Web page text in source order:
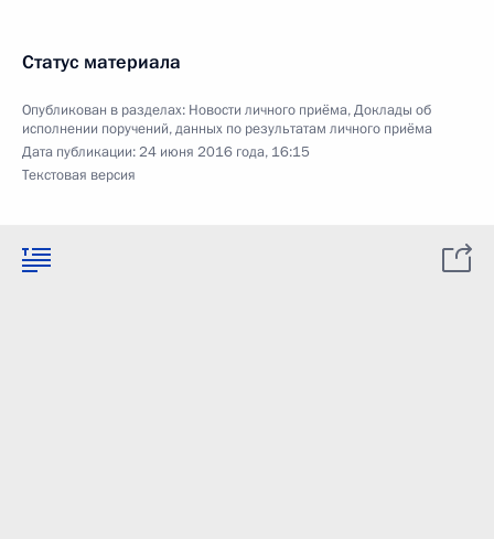
Статус материала
Опубликован в разделах: Новости личного приёма,Доклады об
исполнении поручений, данных по результатам личного приёма
Дата публикации:24 июня 2016 года, 16:15
Текстовая версия